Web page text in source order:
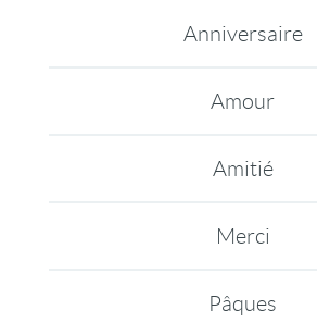
Anniversaire
Amour
Amitié
Merci
Pâques